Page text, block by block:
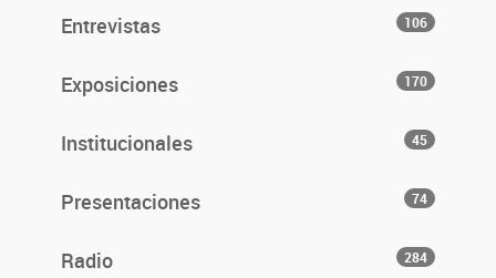
Entrevistas 106
Exposiciones 170
Institucionales 45
Presentaciones 74
Radio 284